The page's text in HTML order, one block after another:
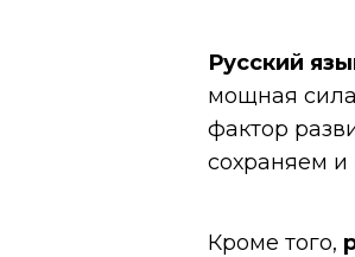
Русский
мощная
фактор
сохраняем и
Кроме того,